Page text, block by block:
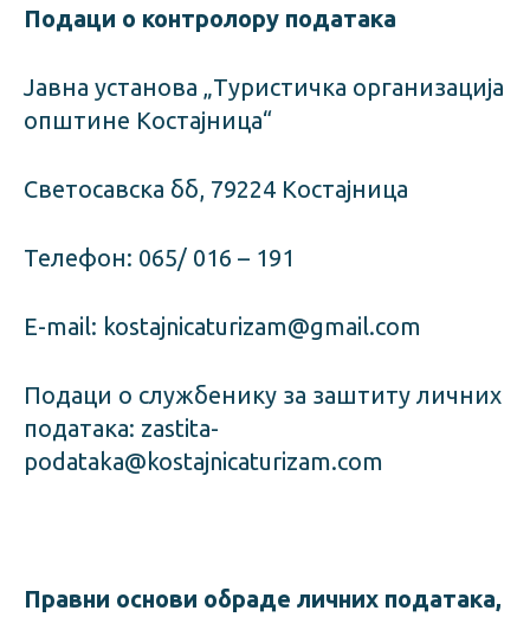
Подаци о контролору података
Јавна установа „Туристичка организација
општине Костајница“
Светосавска бб, 79224 Костајница
Телефон: 065/ 016 – 191
E-mail: kostajnicaturizam@gmail.com
Подаци о службенику за заштиту личних
података: zastita-
podataka@kostajnicaturizam.com
Правни основи обраде личних података,